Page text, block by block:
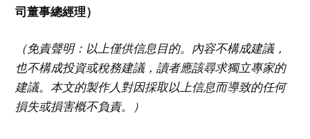
司董事總經理）
（免責聲明：以上僅供信息目的。內容不構成建議，
也不構成投資或稅務建議，讀者應該尋求獨立專家的
建議。本文的製作人對因採取以上信息而導致的任何
損失或損害概不負責。）